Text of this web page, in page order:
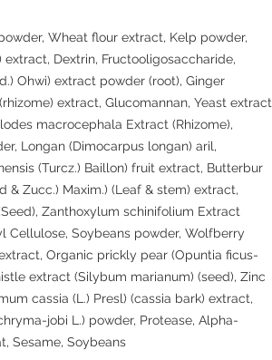
Wheat flour extract, Kelp powder,
Dextrin, Fructooligosaccharide,
Ohwi) extract powder (root), Ginger
extract, Glucomannan, Yeast extract
macrocephala Extract (Rhizome),
Longan (Dimocarpus longan) aril,
(Turcz.) Baillon) fruit extract, Butterbur
& Zucc.) Maxim.) (Leaf & stem) extract,
Zanthoxylum schinifolium Extract
Cellulose, Soybeans powder, Wolfberry
Organic prickly pear (Opuntia ficus-
extract (Silybum marianum) (seed), Zinc
cassia (L.) Presl) (cassia bark) extract,
jobi L.) powder, Protease, Alpha-
Sesame, Soybeans